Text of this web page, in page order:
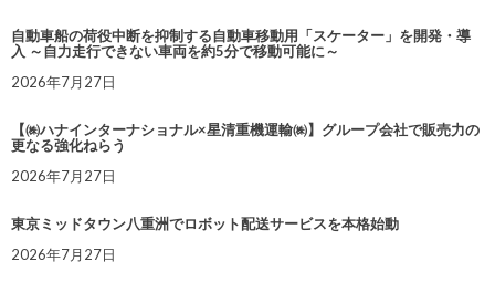
自動車船の荷役中断を抑制する自動車移動用「スケーター」を開発・導
入 ～自力走行できない車両を約5分で移動可能に～
2026年7月27日
【㈱ハナインターナショナル×星清重機運輸㈱】グループ会社で販売力の
更なる強化ねらう
2026年7月27日
東京ミッドタウン八重洲でロボット配送サービスを本格始動
2026年7月27日